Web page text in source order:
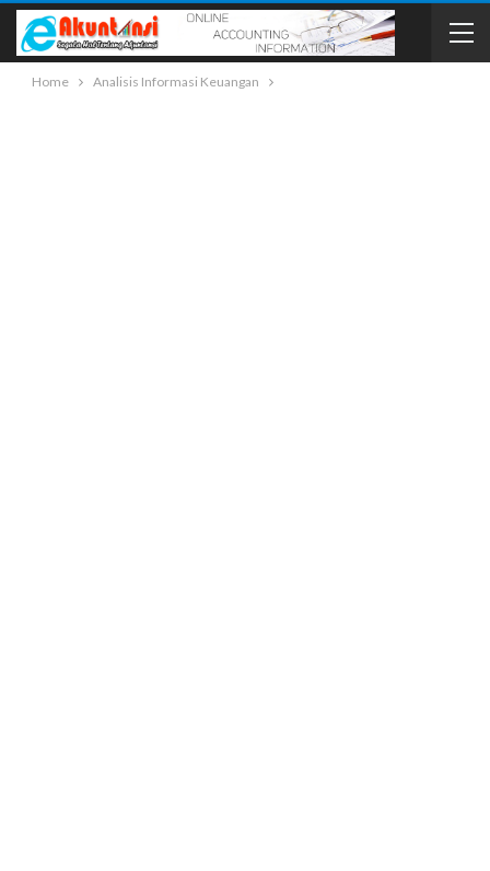
Home Analisis Informasi Keuangan